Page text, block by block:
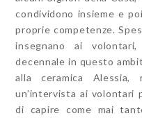
condividono insieme e
proprie competenze.
insegnano ai
decennale in questo
alla ceramica
un’intervista ai volontari
di capire come mai